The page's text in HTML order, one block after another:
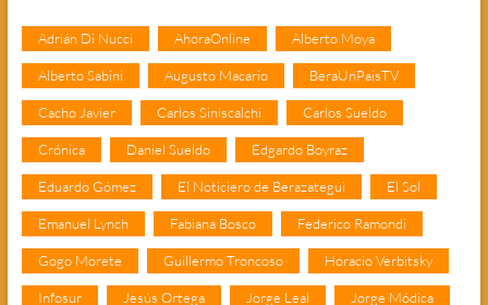
Adrián Di Nucci AhoraOnline Alberto Moya
Alberto Sabini Augusto Macario BeraUnPaisTV
Cacho Javier Carlos Siniscalchi Carlos Sueldo
Crónica Daniel Sueldo Edgardo Boyraz
Eduardo Gómez El Noticiero de Berazategui El Sol
Emanuel Lynch Fabiana Bosco Federico Ramondi
Gogo Morete Guillermo Troncoso Horacio Verbitsky
Infosur Jesús Ortega Jorge Leal Jorge Módica